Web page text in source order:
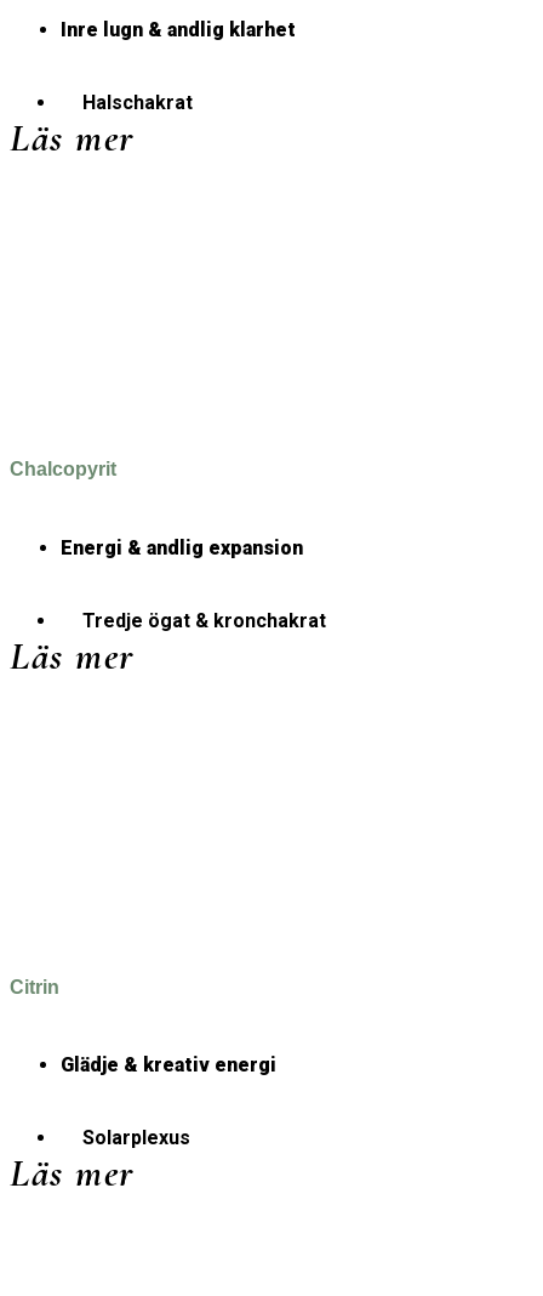
Inre lugn & andlig klarhet
Halschakrat
Läs mer
Chalcopyrit
Energi & andlig expansion
Tredje ögat & kronchakrat
Läs mer
Citrin
Glädje & kreativ energi
Solarplexus
Läs mer